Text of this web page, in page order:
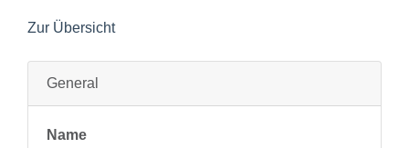
Zur Übersicht
General
Name